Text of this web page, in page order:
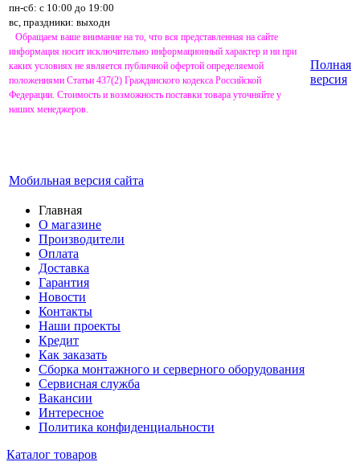
пн-сб: с 10:00 до 19:00
вс, праздники: выходн
Обращаем ваше внимание на то, что вся представленная на сайте
информация носит исключительно информационный характер и ни при
каких условиях не является публичной офертой определяемой
положениями Статьи 437(2) Гражданского кодекса Российской
Федерации. Стоимость и возможность поставки товара уточняйте у
наших менеджеров.
Мобильная версия сайта
Полная
версия
Главная
О магазине
Производители
Оплата
Доставка
Гарантия
Новости
Контакты
Наши проекты
Кредит
Как заказать
Сборка монтажного и серверного оборудования
Сервисная служба
Вакансии
Интересное
Политика конфиденциальности
Каталог товаров